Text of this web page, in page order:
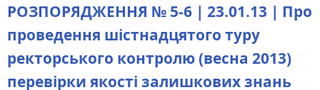
РОЗПОРЯДЖЕННЯ № 5-6 | 23.01.13 | Про
проведення шістнадцятого туру
ректорського контролю (весна 2013)
перевірки якості залишкових знань